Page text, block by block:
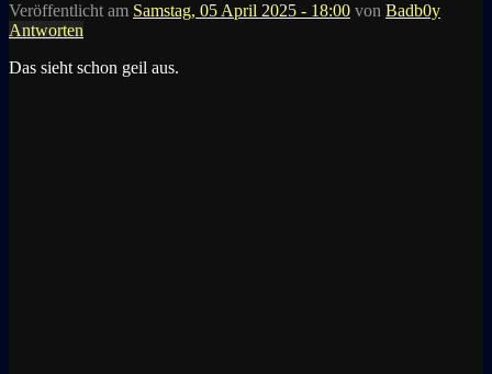
Veröffentlicht am Samstag, 05 April 2025 - 18:00 von Badb0y
Antworten
Das sieht schon geil aus.